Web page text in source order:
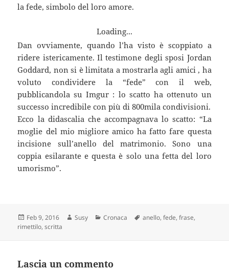
la fede, simbolo del loro amore.
Loading...
Dan ovviamente, quando l’ha visto è scoppiato a
ridere istericamente. Il testimone degli sposi Jordan
Goddard, non si è limitata a mostrarla agli amici , ha
voluto condividere la “fede” con il web,
pubblicandola su Imgur : lo scatto ha ottenuto un
successo incredibile con più di 800mila condivisioni.
Ecco la didascalia che accompagnava lo scatto: “La
moglie del mio migliore amico ha fatto fare questa
incisione sull’anello del matrimonio. Sono una
coppia esilarante e questa è solo una fetta del loro
umorismo”.
Scritto
il
Feb 9, 2016 Autore
Susy Categorie
Cronaca Tag
anello,fede,frase,
rimettilo,scritta
Lascia un commento